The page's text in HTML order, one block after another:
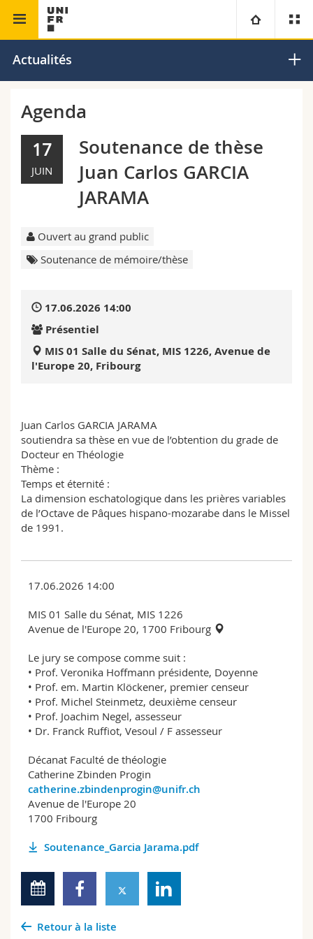
Université
Campus
Recherche
Formation continue
Théologie
Droit
Sciences économiques et sociales et management
Lettres et sciences humaines
Sciences et médecine
Interfacultaire
Vous êtes
Futurs étudiants
Collaborateurs
Doctorants
Ressources
Annuaire du personnel
Webmail
Programme des cours
Actualités
Agenda
17
JUIN
Soutenance de thèse
Juan Carlos GARCIA
JARAMA
Ouvert au grand public
Soutenance de mémoire/thèse
17.06.2026 14:00
Présentiel
MIS 01 Salle du Sénat, MIS 1226, Avenue de
l'Europe 20, Fribourg
Juan Carlos GARCIA JARAMA
soutiendra sa thèse en vue de l’obtention du grade de
Docteur en Théologie
Thème :
Temps et éternité :
La dimension eschatologique dans les prières variables
de l’Octave de Pâques hispano-mozarabe dans le Missel
de 1991.
17.06.2026 14:00
MIS 01 Salle du Sénat, MIS 1226
Avenue de l'Europe 20, 1700 Fribourg
Le jury se compose comme suit :
• Prof. Veronika Hoffmann présidente, Doyenne
• Prof. em. Martin Klöckener, premier censeur
• Prof. Michel Steinmetz, deuxième censeur
• Prof. Joachim Negel, assesseur
• Dr. Franck Ruffiot, Vesoul / F assesseur
Décanat Faculté de théologie
Catherine Zbinden Progin
catherine.zbindenprogin@unifr.ch
Avenue de l'Europe 20
1700 Fribourg
Soutenance_Garcia Jarama.pdf
Retour à la liste